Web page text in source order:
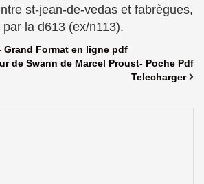
st-jean-de-vedas et fabrègues,
la d613 (ex/n113).
Grand Format en ligne pdf
de Swann de Marcel Proust- Poche Pdf
Telecharger